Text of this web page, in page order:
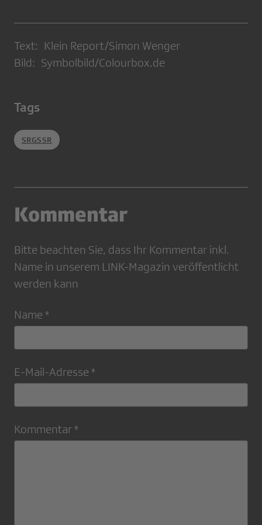
Text: Klein Report/Simon Wenger
Bild: Symbolbild/Colourbox.de
Tags
SRGSSR
Kommentar
Bitte beachten Sie, dass Ihr Kommentar inkl.
Name in unserem LINK-Magazin veröffentlicht
werden kann
Name *
E-Mail-Adresse *
Kommentar *